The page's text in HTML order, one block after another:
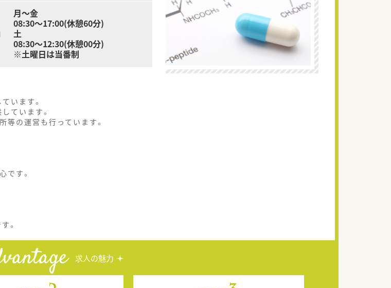
月～金
08:30～17:00(休憩60分)
土
08:30～12:30(休憩00分)
※土曜日は当番制
います。
ています。
の運営も行っています。
です。
。
求人の魅力